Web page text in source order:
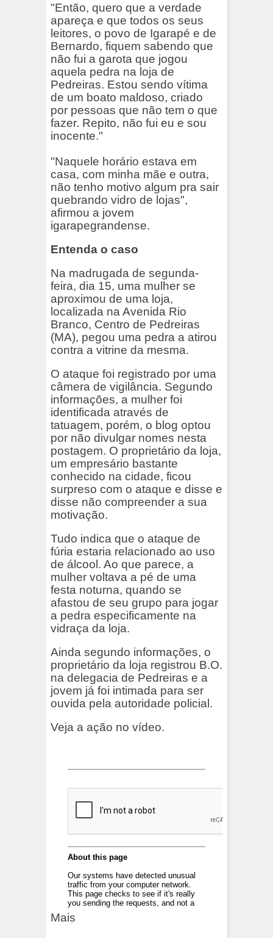
"Então, quero que a verdade
apareça e que todos os seus
leitores, o povo de Igarapé e de
Bernardo, fiquem sabendo que
não fui a garota que jogou
aquela pedra na loja de
Pedreiras. Estou sendo vítima
de um boato maldoso, criado
por pessoas que não tem o que
fazer. Repito, não fui eu e sou
inocente."
"Naquele horário estava em
casa, com minha mãe e outra,
não tenho motivo algum pra sair
quebrando vidro de lojas",
afirmou a jovem
igarapegrandense.
Entenda o caso
Na madrugada de segunda-
feira, dia 15, uma mulher se
aproximou de uma loja,
localizada na Avenida Rio
Branco, Centro de Pedreiras
(MA), pegou uma pedra a atirou
contra a vitrine da mesma.
O ataque foi registrado por uma
câmera de vigilância. Segundo
informações, a mulher foi
identificada através de
tatuagem, porém, o blog optou
por não divulgar nomes nesta
postagem. O proprietário da loja,
um empresário bastante
conhecido na cidade, ficou
surpreso com o ataque e disse e
disse não compreender a sua
motivação.
Tudo indica que o ataque de
fúria estaria relacionado ao uso
de álcool. Ao que parece, a
mulher voltava a pé de uma
festa noturna, quando se
afastou de seu grupo para jogar
a pedra especificamente na
vidraça da loja.
Ainda segundo informações, o
proprietário da loja registrou B.O.
na delegacia de Pedreiras e a
jovem já foi intimada para ser
ouvida pela autoridade policial.
Veja a ação no vídeo.
Mais